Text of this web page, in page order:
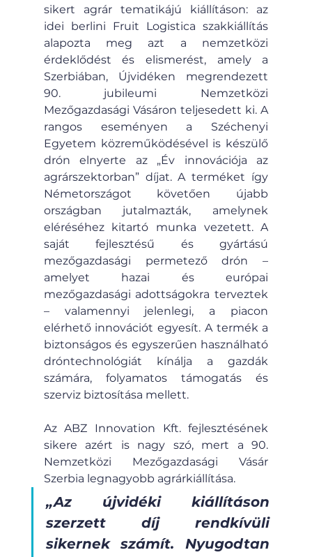
sikert agrár tematikájú kiállításon: az
idei berlini Fruit Logistica szakkiállítás
alapozta meg azt a nemzetközi
érdeklődést és elismerést, amely a
Szerbiában, Újvidéken megrendezett
90. jubileumi Nemzetközi
Mezőgazdasági Vásáron teljesedett ki. A
rangos eseményen a Széchenyi
Egyetem közreműködésével is készülő
drón elnyerte az „Év innovációja az
agrárszektorban” díjat. A terméket így
Németországot követően újabb
országban jutalmazták, amelynek
eléréséhez kitartó munka vezetett. A
saját fejlesztésű és gyártású
mezőgazdasági permetező drón –
amelyet hazai és európai
mezőgazdasági adottságokra terveztek
– valamennyi jelenlegi, a piacon
elérhető innovációt egyesít. A termék a
biztonságos és egyszerűen használható
dróntechnológiát kínálja a gazdák
számára, folyamatos támogatás és
szerviz biztosítása mellett.
Az ABZ Innovation Kft. fejlesztésének
sikere azért is nagy szó, mert a 90.
Nemzetközi Mezőgazdasági Vásár
Szerbia legnagyobb agrárkiállítása.
„Az újvidéki kiállításon
szerzett díj rendkívüli
sikernek számít. Nyugodtan